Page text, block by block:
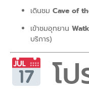
เดินชม Cave of
เข้าชมอุทยาน
บริการ)
โ